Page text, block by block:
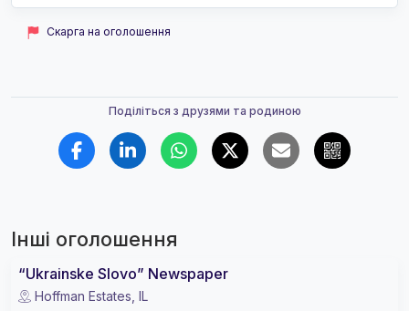
Скарга на оголошення
Поділіться з друзями та родиною
Інші оголошення
“Ukrainske Slovo” Newspaper
Hoffman Estates, IL